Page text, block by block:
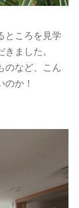
ところを見学
ました。
のなど、こん
か！